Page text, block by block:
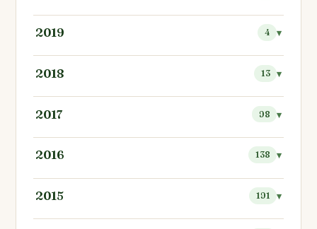
2019 4
2018 13
2017 98
2016 138
2015 191